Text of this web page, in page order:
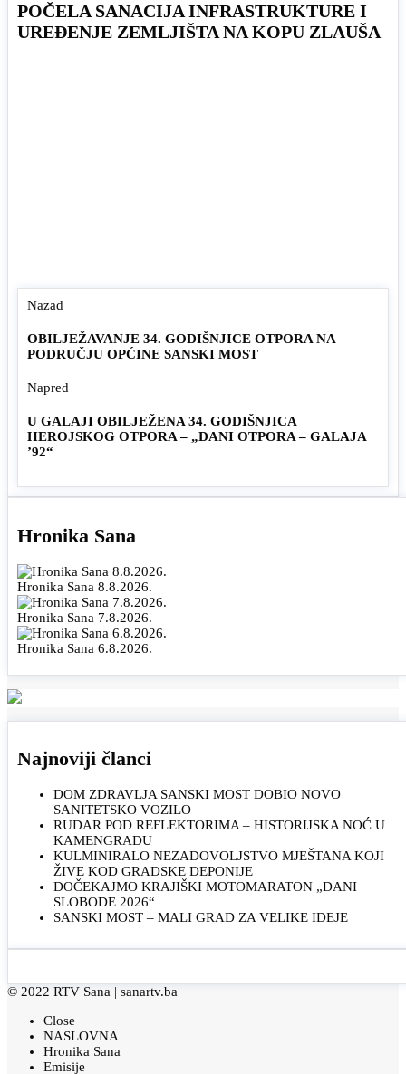
POČELA SANACIJA INFRASTRUKTURE I
UREĐENJE ZEMLJIŠTA NA KOPU ZLAUŠA
Nazad
OBILJEŽAVANJE 34. GODIŠNJICE OTPORA NA
PODRUČJU OPĆINE SANSKI MOST
Napred
U GALAJI OBILJEŽENA 34. GODIŠNJICA
HEROJSKOG OTPORA – „DANI OTPORA – GALAJA
’92“
Hronika Sana
Hronika Sana 8.8.2026.
Hronika Sana 7.8.2026.
Hronika Sana 6.8.2026.
Najnoviji članci
DOM ZDRAVLJA SANSKI MOST DOBIO NOVO
SANITETSKO VOZILO
RUDAR POD REFLEKTORIMA – HISTORIJSKA NOĆ U
KAMENGRADU
KULMINIRALO NEZADOVOLJSTVO MJEŠTANA KOJI
ŽIVE KOD GRADSKE DEPONIJE
DOČEKAJMO KRAJIŠKI MOTOMARATON „DANI
SLOBODE 2026“
SANSKI MOST – MALI GRAD ZA VELIKE IDEJE
© 2022 RTV Sana | sanartv.ba
Close
NASLOVNA
Hronika Sana
Emisije